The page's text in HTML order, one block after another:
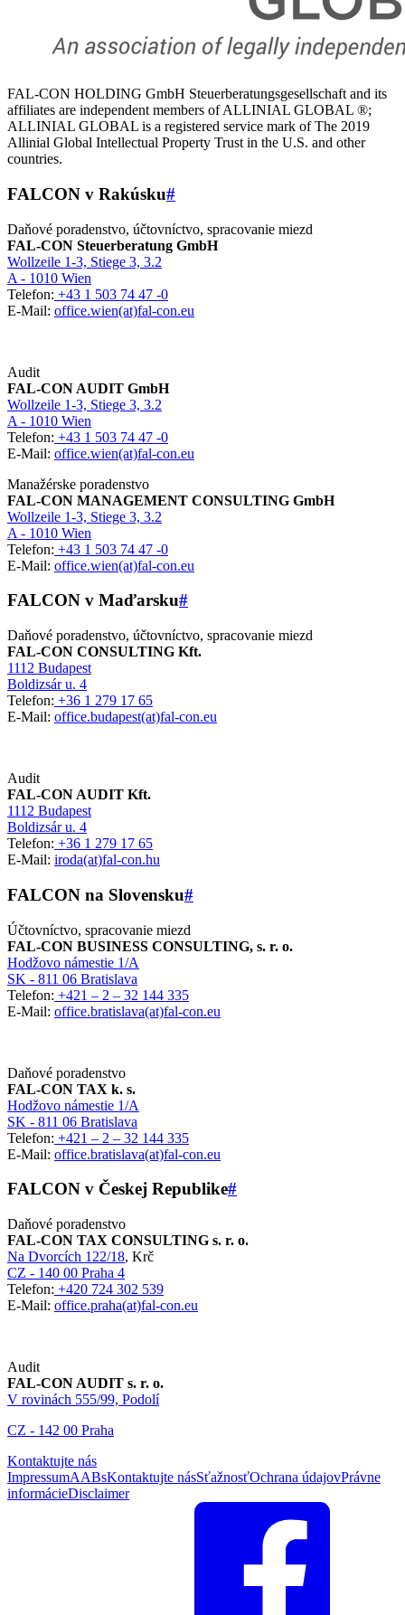
FAL-CON HOLDING GmbH Steuerberatungsgesellschaft and its
affiliates are independent members of ALLINIAL GLOBAL ®;
ALLINIAL GLOBAL is a registered service mark of The 2019
Allinial Global Intellectual Property Trust in the U.S. and other
countries.
FALCON v Rakúsku#
Daňové poradenstvo, účtovníctvo, spracovanie miezd
FAL-CON Steuerberatung GmbH
Wollzeile 1-3, Stiege 3, 3.2
A - 1010 Wien
Telefon: +43 1 503 74 47 -0
E-Mail: office.wien(at)fal-con.eu
Audit
FAL-CON AUDIT GmbH
Wollzeile 1-3, Stiege 3, 3.2
A - 1010 Wien
Telefon: +43 1 503 74 47 -0
E-Mail: office.wien(at)fal-con.eu
Manažérske poradenstvo
FAL-CON MANAGEMENT CONSULTING GmbH
Wollzeile 1-3, Stiege 3, 3.2
A - 1010 Wien
Telefon: +43 1 503 74 47 -0
E-Mail: office.wien(at)fal-con.eu
FALCON v Maďarsku#
Daňové poradenstvo, účtovníctvo, spracovanie miezd
FAL-CON CONSULTING Kft.
1112 Budapest
Boldizsár u. 4
Telefon: +36 1 279 17 65
E-Mail: office.budapest(at)fal-con.eu
Audit
FAL-CON AUDIT Kft.
1112 Budapest
Boldizsár u. 4
Telefon: +36 1 279 17 65
E-Mail: iroda(at)fal-con.hu
FALCON na Slovensku#
Účtovníctvo, spracovanie miezd
FAL-CON BUSINESS CONSULTING, s. r. o.
Hodžovo námestie 1/A
SK - 811 06 Bratislava
Telefon: +421 – 2 – 32 144 335
E-Mail: office.bratislava(at)fal-con.eu
Daňové poradenstvo
FAL-CON TAX k. s.
Hodžovo námestie 1/A
SK - 811 06 Bratislava
Telefon: +421 – 2 – 32 144 335
E-Mail: office.bratislava(at)fal-con.eu
FALCON v Českej Republike#
Daňové poradenstvo
FAL-CON TAX CONSULTING s. r. o.
Na Dvorcích 122/18, Krč
CZ - 140 00 Praha 4
Telefon: +420 724 302 539
E-Mail: office.praha(at)fal-con.eu
Audit
FAL-CON AUDIT s. r. o.
V rovinách 555/99, Podolí
CZ - 142 00 Praha
Kontaktujte nás
ImpressumAABsKontaktujte násSťažnosťOchrana údajovPrávne
informácieDisclaimer